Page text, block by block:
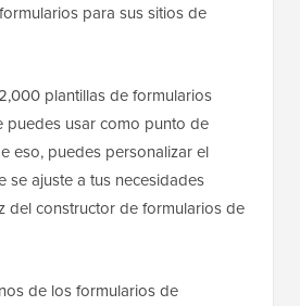
para sus sitios de
plantillas de formularios
puedes usar como punto de
eso, puedes personalizar el
se ajuste a tus necesidades
del constructor de formularios de
de los formularios de